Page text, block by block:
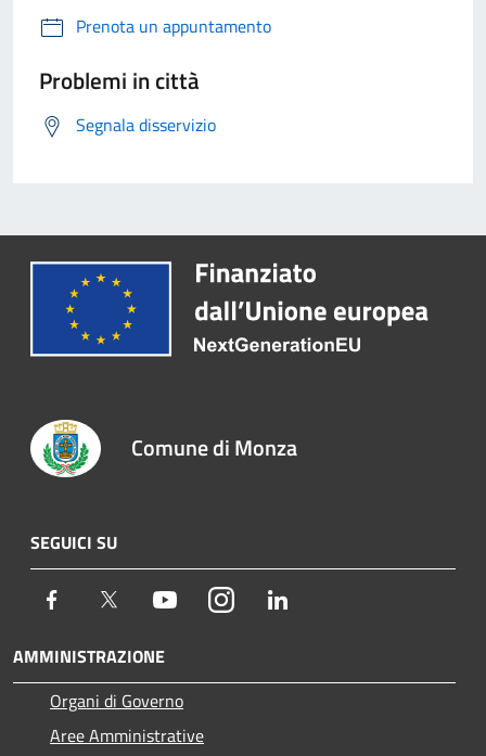
Prenota un appuntamento
Problemi in città
Segnala disservizio
Comune di Monza
SEGUICI SU
Facebook Twitter YoutubeInstagram
AMMINISTRAZIONE
Organi di Governo
Aree Amministrative